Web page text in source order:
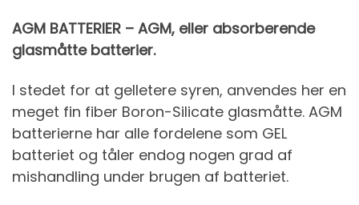
AGM BATTERIER – AGM, eller absorberende
glasmåtte batterier.
I stedet for at gelletere syren, anvendes her en
meget fin fiber Boron-Silicate glasmåtte. AGM
batterierne har alle fordelene som GEL
batteriet og tåler endog nogen grad af
mishandling under brugen af batteriet.